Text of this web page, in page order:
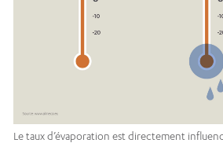
Le taux d’évaporation est directement